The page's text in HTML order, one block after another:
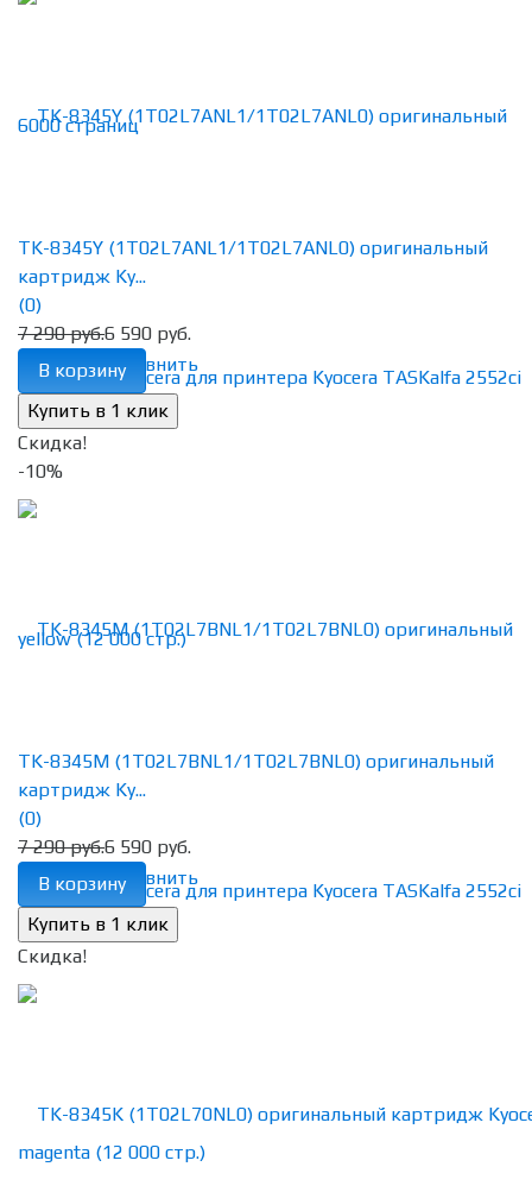
избранное сравнить
TK-8345Y (1T02L7ANL1/1T02L7ANL0) оригинальный
картридж Ky...
(0)
7 290 руб.6 590 руб.
В корзину
Скидка!
-10%
избранное сравнить
TK-8345M (1T02L7BNL1/1T02L7BNL0) оригинальный
картридж Ky...
(0)
7 290 руб.6 590 руб.
В корзину
Скидка!